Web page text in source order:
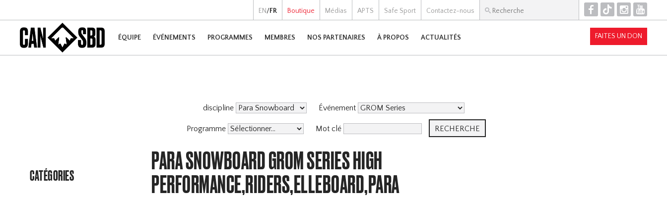
EN/FR Boutique Médias APTS Safe Sport Contactez-nous F T I Y
ÉQUIPE ÉVÉNEMENTS PROGRAMMES MEMBRES NOS PARTENAIRES À PROPOS ACTUALITÉS FAITES UN DON
CATÉGORIES
discipline Événement
Programme Mot clé
PARA SNOWBOARD GROM SERIES HIGH
PERFORMANCE,RIDERS,ELLEBOARD,PARA